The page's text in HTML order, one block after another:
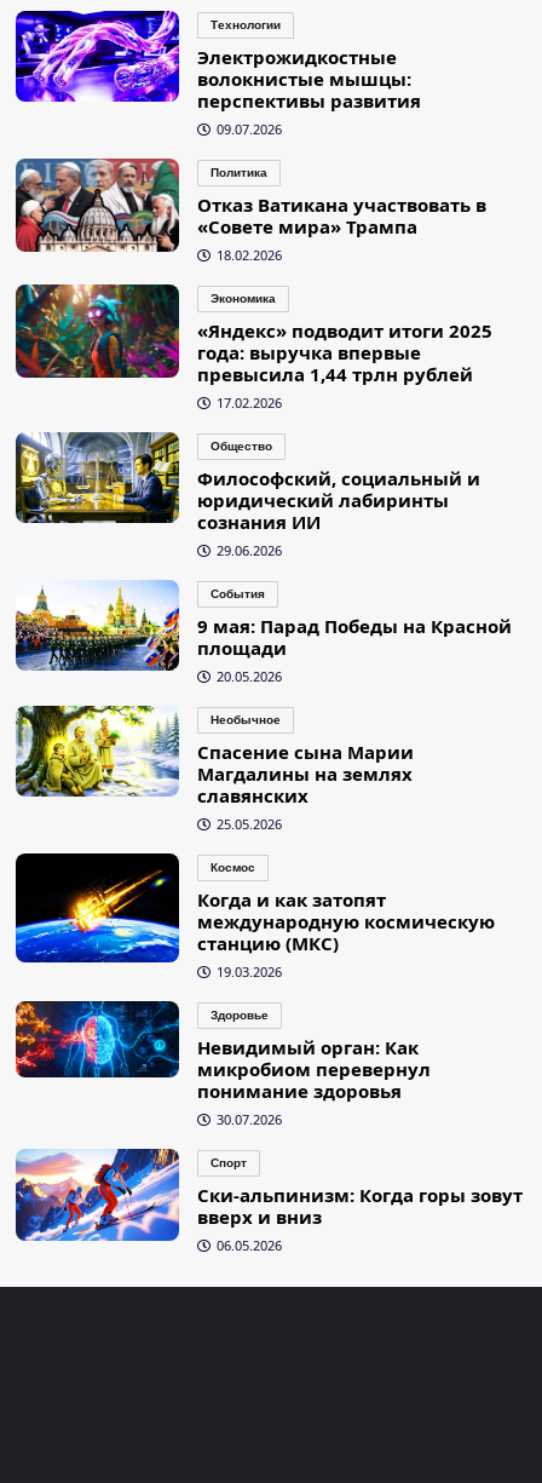
Технологии
Электрожидкостные
волокнистые мышцы:
перспективы развития
09.07.2026
Политика
Отказ Ватикана участвовать в
«Совете мира» Трампа
18.02.2026
Экономика
«Яндекс» подводит итоги 2025
года: выручка впервые
превысила 1,44 трлн рублей
17.02.2026
Общество
Философский, социальный и
юридический лабиринты
сознания ИИ
29.06.2026
События
9 мая: Парад Победы на Красной
площади
20.05.2026
Необычное
Спасение сына Марии
Магдалины на землях
славянских
25.05.2026
Космос
Когда и как затопят
международную космическую
станцию (МКС)
19.03.2026
Здоровье
Невидимый орган: Как
микробиом перевернул
понимание здоровья
30.07.2026
Спорт
Ски-альпинизм: Когда горы зовут
вверх и вниз
06.05.2026